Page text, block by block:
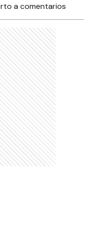
a comentarios